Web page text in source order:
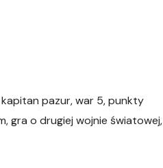
pazur, war 5, punkty
gra o drugiej wojnie światowej,